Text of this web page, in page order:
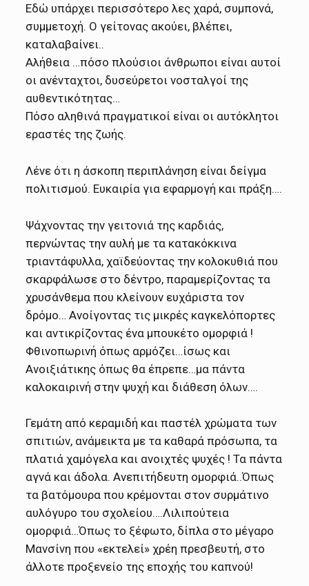
Εδώ υπάρχει περισσότερο λες χαρά, συμπονά,
συμμετοχή. Ο γείτονας ακούει, βλέπει,
καταλαβαίνει..
Αλήθεια …πόσο πλούσιοι άνθρωποι είναι αυτοί
οι ανένταχτοι, δυσεύρετοι νοσταλγοί της
αυθεντικότητας…
Πόσο αληθινά πραγματικοί είναι οι αυτόκλητοι
εραστές της ζωής.
Λένε ότι η άσκοπη περιπλάνηση είναι δείγμα
πολιτισμού. Ευκαιρία για εφαρμογή και πράξη….
Ψάχνοντας την γειτονιά της καρδιάς,
περνώντας την αυλή με τα κατακόκκινα
τριαντάφυλλα, χαϊδεύοντας την κολοκυθιά που
σκαρφάλωσε στο δέντρο, παραμερίζοντας τα
χρυσάνθεμα που κλείνουν ευχάριστα τον
δρόμο… Ανοίγοντας τις μικρές καγκελόπορτες
και αντικρίζοντας ένα μπουκέτο ομορφιά !
Φθινοπωρινή όπως αρμόζει…ίσως και
Ανοιξιάτικης όπως θα έπρεπε…μα πάντα
καλοκαιρινή στην ψυχή και διάθεση όλων….
Γεμάτη από κεραμιδή και παστέλ χρώματα των
σπιτιών, ανάμεικτα με τα καθαρά πρόσωπα, τα
πλατιά χαμόγελα και ανοιχτές ψυχές ! Τα πάντα
αγνά και άδολα. Ανεπιτήδευτη ομορφιά..Όπως
τα βατόμουρα που κρέμονται στον συρμάτινο
αυλόγυρο του σχολείου….Λιλιπούτεια
ομορφιά…Όπως το ξέφωτο, δίπλα στο μέγαρο
Μανσίνη που «εκτελεί» χρέη πρεσβευτή, στο
άλλοτε προξενείο της εποχής του καπνού!